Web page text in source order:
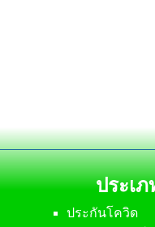
ประเ
ประกันโควิด